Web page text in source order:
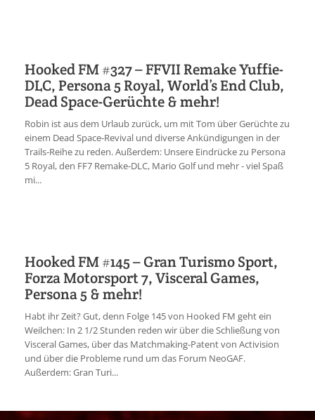
Hooked FM #327 – FFVII Remake Yuffie-
DLC, Persona 5 Royal, World’s End Club,
Dead Space-Gerüchte & mehr!
Robin ist aus dem Urlaub zurück, um mit Tom über Gerüchte zu
einem Dead Space-Revival und diverse Ankündigungen in der
Trails-Reihe zu reden. Außerdem: Unsere Eindrücke zu Persona
5 Royal, den FF7 Remake-DLC, Mario Golf und mehr - viel Spaß
mi...
Hooked FM #145 – Gran Turismo Sport,
Forza Motorsport 7, Visceral Games,
Persona 5 & mehr!
Habt ihr Zeit? Gut, denn Folge 145 von Hooked FM geht ein
Weilchen: In 2 1/2 Stunden reden wir über die Schließung von
Visceral Games, über das Matchmaking-Patent von Activision
und über die Probleme rund um das Forum NeoGAF.
Außerdem: Gran Turi...